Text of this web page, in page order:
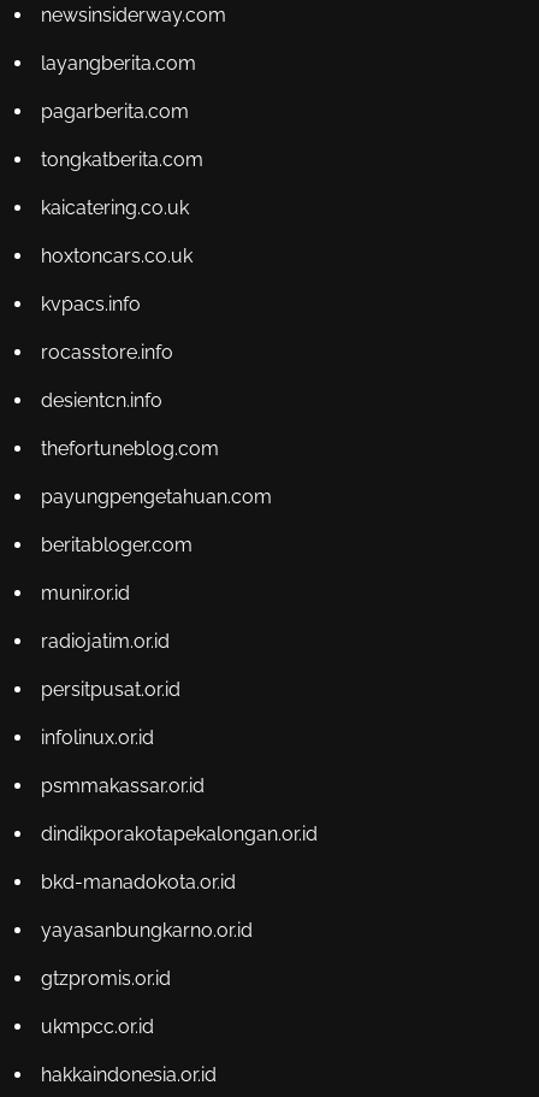
newsinsiderway.com
layangberita.com
pagarberita.com
tongkatberita.com
kaicatering.co.uk
hoxtoncars.co.uk
kvpacs.info
rocasstore.info
desientcn.info
thefortuneblog.com
payungpengetahuan.com
beritabloger.com
munir.or.id
radiojatim.or.id
persitpusat.or.id
infolinux.or.id
psmmakassar.or.id
dindikporakotapekalongan.or.id
bkd-manadokota.or.id
yayasanbungkarno.or.id
gtzpromis.or.id
ukmpcc.or.id
hakkaindonesia.or.id